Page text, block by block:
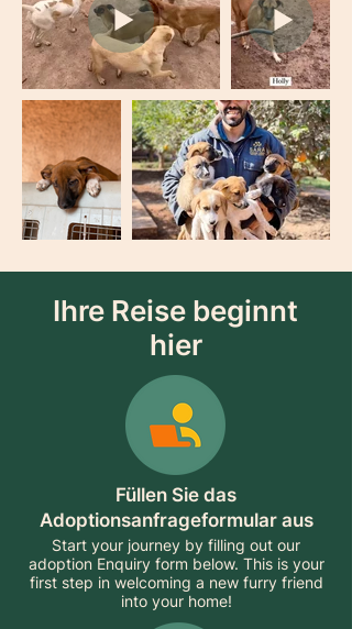
Ihre Reise beginnt
hier
Füllen Sie das
Adoptionsanfrageformular aus
Start your journey by filling out our
adoption Enquiry form below. This is your
first step in welcoming a new furry friend
into your home!